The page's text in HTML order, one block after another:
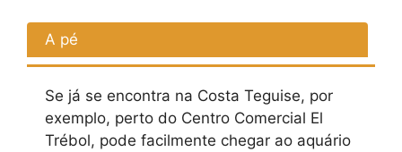
A pé
Se já se encontra na Costa Teguise, por
exemplo, perto do Centro Comercial El
Trébol, pode facilmente chegar ao aquário